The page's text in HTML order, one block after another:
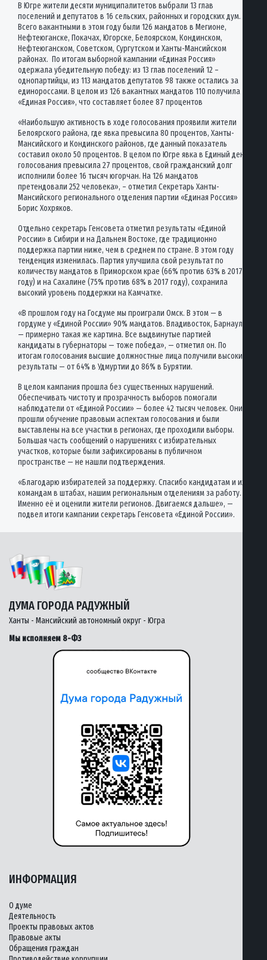
В Югре жители десяти муниципалитетов выбрали 13 глав
поселений и депутатов в 16 сельских, районных и городских дум.
Всего вакантными в этом году были 126 мандатов в Мегионе,
Нефтеюганске, Покачах, Югорске, Белоярском, Кондинском,
Нефтеюганском, Советском, Сургутском и Ханты-Мансийском
районах. По итогам выборной кампании «Единая Россия»
одержала убедительную победу: из 13 глав поселений 12 –
однопартийцы, из 113 мандатов депутатов 98 также остались за
единороссами. В целом из 126 вакантных мандатов 110 получила
«Единая Россия», что составляет более 87 процентов
«Наибольшую активность в ходе голосования проявили жители
Белоярского района, где явка превысила 80 процентов, Ханты-
Мансийского и Кондинского районов, где данный показатель
составил около 50 процентов. В целом по Югре явка в Единый день
голосования превысила 27 процентов, свой гражданский долг
исполнили более 16 тысяч югорчан. На 126 мандатов
претендовали 252 человека», – отметил Секретарь Ханты-
Мансийского регионального отделения партии «Единая Россия»
Борис Хохряков.
Отдельно секретарь Генсовета отметил результаты «Единой
России» в Сибири и на Дальнем Востоке, где традиционно
поддержка партии ниже, чем в среднем по стране. В этом году
тенденция изменилась. Партия улучшила свой результат по
количеству мандатов в Приморском крае (66% против 63% в 2017
году) и на Сахалине (75% против 68% в 2017 году), сохранила
высокий уровень поддержки на Камчатке.
«В прошлом году на Госдуме мы проиграли Омск. В этом — в
гордуме у «Единой России» 90% мандатов. Владивосток, Барнаул
— примерно такая же картина. Все выдвинутые партией
кандидаты в губернаторы — тоже победа», — отметил он. По
итогам голосования высшие должностные лица получили высокие
результаты — от 64% в Удмуртии до 86% в Бурятии.
В целом кампания прошла без существенных нарушений.
Обеспечивать чистоту и прозрачность выборов помогали
наблюдатели от «Единой России» — более 42 тысяч человек. Они
прошли обучение правовым аспектам голосования и были
выставлены на все участки в регионах, где проходили выборы.
Большая часть сообщений о нарушениях с избирательных
участков, которые были зафиксированы в публичном
пространстве — не нашли подтверждения.
«Благодарю избирателей за поддержку. Спасибо кандидатам и их
командам в штабах, нашим региональным отделениям за работу.
Именно её и оценили жители регионов. Двигаемся дальше», —
подвел итоги кампании секретарь Генсовета «Единой России».
ДУМА ГОРОДА РАДУЖНЫЙ
Ханты - Мансийский автономный округ - Югра
Мы исполняем 8-ФЗ
ИНФОРМАЦИЯ
О думе
Деятельность
Проекты правовых актов
Правовые акты
Обращения граждан